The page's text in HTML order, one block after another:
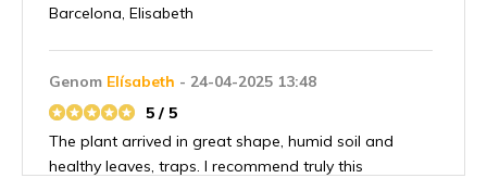
Barcelona, Elisabeth
Genom Elísabeth - 24-04-2025 13:48
5 / 5
The plant arrived in great shape, humid soil and
healthy leaves, traps. I recommend truly this